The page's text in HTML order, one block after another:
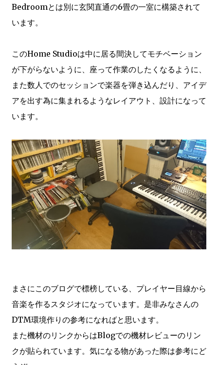
Bedroomとは別に玄関直通の6畳の一室に構築されて
います。
このHome Studioは中に居る間決してモチベーション
が下がらないように、座って作業のしたくなるように、
また数人でのセッションで楽器を弾き込んだり、アイデ
アを出す為に集まれるようなレイアウト、設計になって
います。
まさにこのブログで標榜している、プレイヤー目線から
音楽を作るスタジオになっています。是非みなさんの
DTM環境作りの参考になればと思います。
また機材のリンクからはBlogでの機材レビューのリン
クが貼られています。気になる物があった際は参考にど